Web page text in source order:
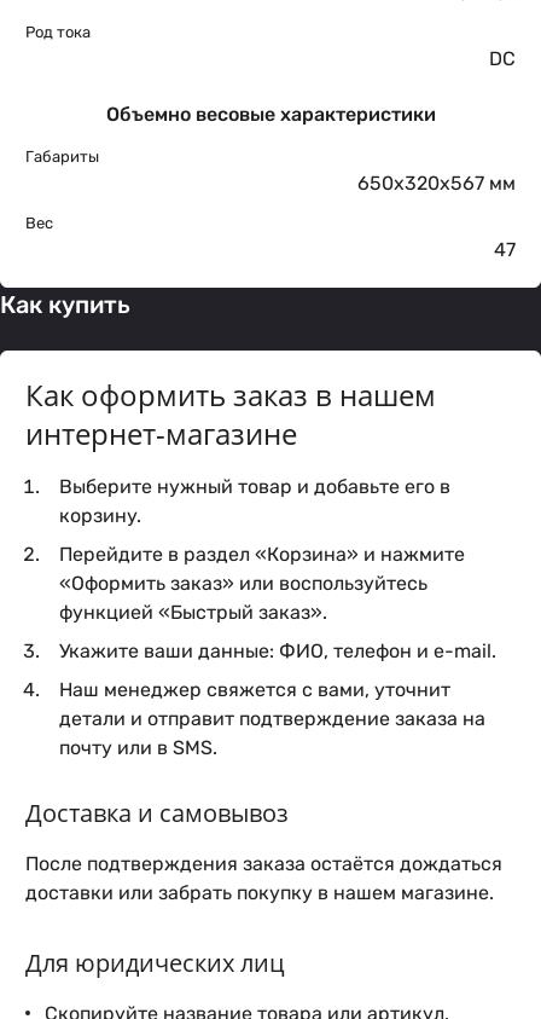
Род тока
DC
Объемно весовые характеристики
Габариты
650х320х567 мм
Вес
47
Как купить
Как оформить заказ в нашем
интернет-магазине
Выберите нужный товар и добавьте его в
корзину.
Перейдите в раздел «Корзина» и нажмите
«Оформить заказ» или воспользуйтесь
функцией «Быстрый заказ».
Укажите ваши данные: ФИО, телефон и e-mail.
Наш менеджер свяжется с вами, уточнит
детали и отправит подтверждение заказа на
почту или в SMS.
Доставка и самовывоз
После подтверждения заказа остаётся дождаться
доставки или забрать покупку в нашем магазине.
Для юридических лиц
Скопируйте название товара или артикул.